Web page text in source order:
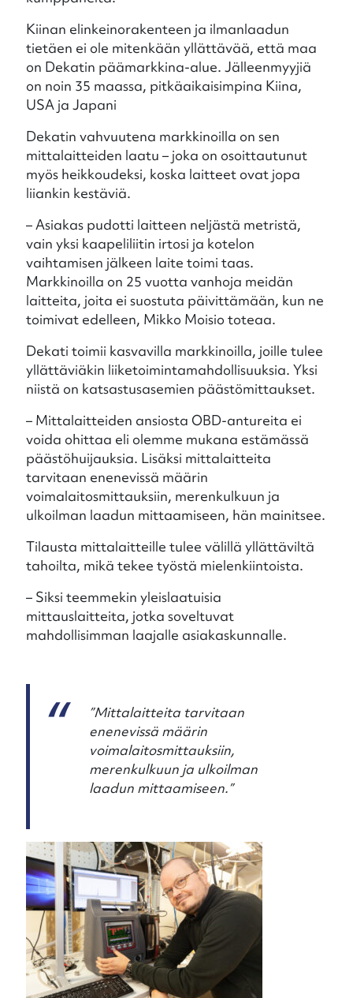
Kiinan elinkeinorakenteen ja ilmanlaadun
tietäen ei ole mitenkään yllättävää, että maa
on Dekatin päämarkkina-alue. Jälleenmyyjiä
on noin 35 maassa, pitkäaikaisimpina Kiina,
USA ja Japani
Dekatin vahvuutena markkinoilla on sen
mittalaitteiden laatu – joka on osoittautunut
myös heikkoudeksi, koska laitteet ovat jopa
liiankin kestäviä.
– Asiakas pudotti laitteen neljästä metristä,
vain yksi kaapeliliitin irtosi ja kotelon
vaihtamisen jälkeen laite toimi taas.
Markkinoilla on 25 vuotta vanhoja meidän
laitteita, joita ei suostuta päivittämään, kun ne
toimivat edelleen, Mikko Moisio toteaa.
Dekati toimii kasvavilla markkinoilla, joille tulee
yllättäviäkin liiketoimintamahdollisuuksia. Yksi
niistä on katsastusasemien päästömittaukset.
– Mittalaitteiden ansiosta OBD-antureita ei
voida ohittaa eli olemme mukana estämässä
päästöhuijauksia. Lisäksi mittalaitteita
tarvitaan enenevissä määrin
voimalaitosmittauksiin, merenkulkuun ja
ulkoilman laadun mittaamiseen, hän mainitsee.
Tilausta mittalaitteille tulee välillä yllättäviltä
tahoilta, mikä tekee työstä mielenkiintoista.
– Siksi teemmekin yleislaatuisia
mittauslaitteita, jotka soveltuvat
mahdollisimman laajalle asiakaskunnalle.
”Mittalaitteita tarvitaan
enenevissä määrin
voimalaitosmittauksiin,
merenkulkuun ja ulkoilman
laadun mittaamiseen.”